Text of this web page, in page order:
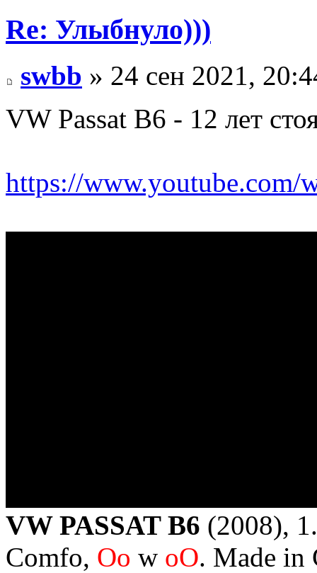
Re: Улыбнуло)))
swbb » 24 сен 2021,
VW Passat B6 - 12 лет
https://www.youtube.com/
VW PASSAT B6 (2008),
Comfo, Oo w oO. Made in